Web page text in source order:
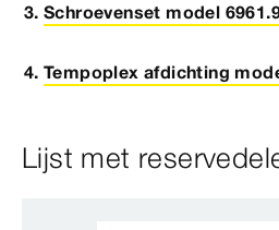
Schroevenset model
Tempoplex afdichting
Lijst met